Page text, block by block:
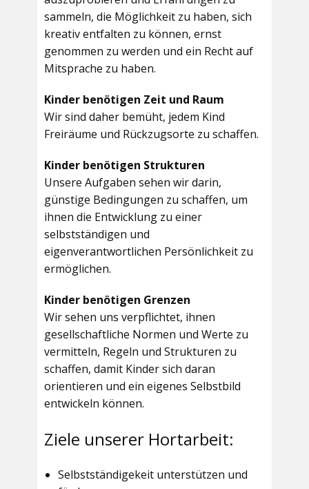
sammeln, die Möglichkeit zu haben, sich
kreativ entfalten zu können, ernst
genommen zu werden und ein Recht auf
Mitsprache zu haben.
Kinder benötigen Zeit und Raum
Wir sind daher bemüht, jedem Kind
Freiräume und Rückzugsorte zu schaffen.
Kinder benötigen Strukturen
Unsere Aufgaben sehen wir darin,
günstige Bedingungen zu schaffen, um
ihnen die Entwicklung zu einer
selbstständigen und
eigenverantwortlichen Persönlichkeit zu
ermöglichen.
Kinder benötigen Grenzen
Wir sehen uns verpflichtet, ihnen
gesellschaftliche Normen und Werte zu
vermitteln, Regeln und Strukturen zu
schaffen, damit Kinder sich daran
orientieren und ein eigenes Selbstbild
entwickeln können.
Ziele unserer Hortarbeit:
Selbstständigekeit unterstützen und